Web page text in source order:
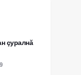
çуралнă